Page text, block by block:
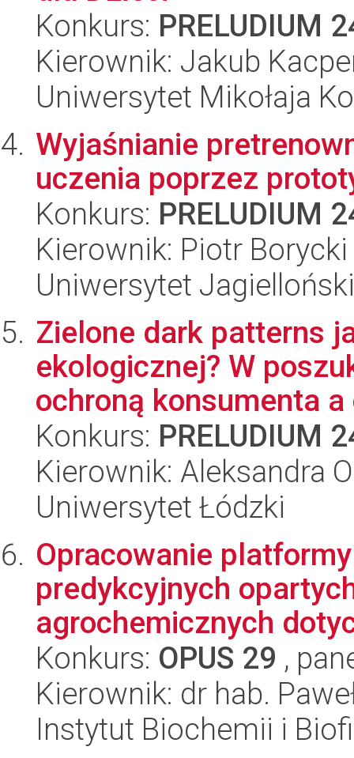
Konkurs: PRELUDIUM
Kierownik: Jakub
Uniwersytet Mikołaja
Wyjaśnianie
uczenia poprzez
Konkurs: PRELUDIUM
Kierownik: Piotr Borycki
Uniwersytet Jagielloński
Zielone dark patterns
ekologicznej? W
ochroną konsumenta a
Konkurs: PRELUDIUM
Kierownik: Aleksandra
Uniwersytet Łódzki
Opracowanie
predykcyjnych
agrochemicznych
Konkurs: OPUS 29 ,
Kierownik: dr hab.
Instytut Biochemii i